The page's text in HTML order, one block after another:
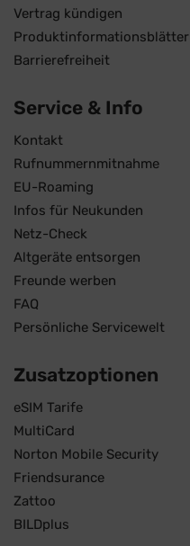
Vertrag kündigen
Produktinformationsblätter
Barrierefreiheit
Service & Info
Kontakt
Rufnummernmitnahme
EU-Roaming
Infos für Neukunden
Netz-Check
Altgeräte entsorgen
Freunde werben
FAQ
Persönliche Servicewelt
Zusatzoptionen
eSIM Tarife
MultiCard
Norton Mobile Security
Friendsurance
Zattoo
BILDplus